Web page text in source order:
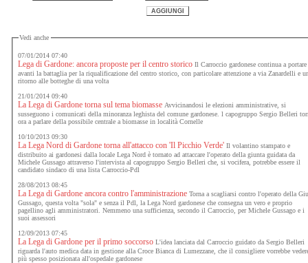
Vedi anche
07/01/2014 07:40
Lega di Gardone: ancora proposte per il centro storico Il Carroccio gardonese continua a portare
avanti la battaglia per la riqualificazione del centro storico, con particolare attenzione a via Zanardelli e
ritorno alle botteghe di una volta
21/01/2014 09:40
La Lega di Gardone torna sul tema biomasse Avvicinandosi le elezioni amministrative, si
susseguono i comunicati della minoranza leghista del comune gardonese. l capogruppo Sergio Belleri
ora a parlare della possibile centrale a biomasse in località Cornelle
10/10/2013 09:30
La Lega Nord di Gardone torna all'attacco con 'Il Picchio Verde' Il volantino stampato e
distribuito ai gardonesi dalla locale Lega Nord è tornato ad attaccare l'operato della giunta guidata da
Michele Gussago attraverso l'intervista al capogruppo Sergio Belleri che, si vocifera, potrebbe essere il
candidato sindaco di una lista Carroccio-Pdl
28/08/2013 08:45
La Lega di Gardone ancora contro l'amministrazione Torna a scagliarsi contro l'operato della
Gussago, questa volta "sola" e senza il Pdl, la Lega Nord gardonese che consegna un vero e proprio
pagellino agli amministratori. Nemmeno una sufficienza, secondo il Carroccio, per Michele Gussago e i
suoi assessori
12/09/2013 07:45
La Lega di Gardone per il primo soccorso L'idea lanciata dal Carroccio guidato da Sergio Belleri
riguarda l'auto medica data in gestione alla Croce Bianca di Lumezzane, che il consigliere vorrebbe
più spesso posizionata all'ospedale gardonese